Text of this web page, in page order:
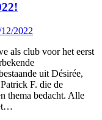
2022
als club voor het eerst
uit Désirée,
F. die de
thema bedacht. Alle